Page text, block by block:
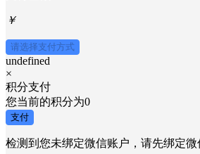
￥
请选择支付方式
undefined
×
积分支付
您当前的积分为0
支付
检测到您未绑定微信账户，请先绑定微